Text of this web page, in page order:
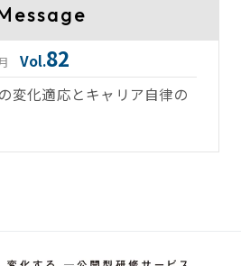
の変化適応とキャリア自律の
Vol.82